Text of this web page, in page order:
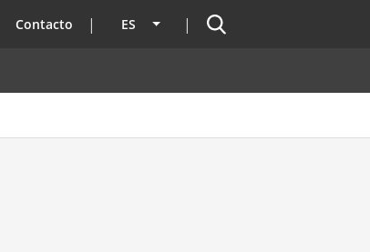
Contacto ES Lista adicional de acciones
Buscador